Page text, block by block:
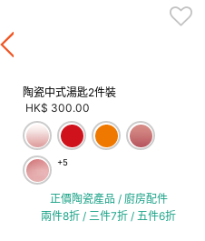
陶瓷中式湯匙2件裝
HK$ 300.00
+5
正價陶瓷產品 / 廚房配件
兩件8折 / 三件7折 / 五件6折